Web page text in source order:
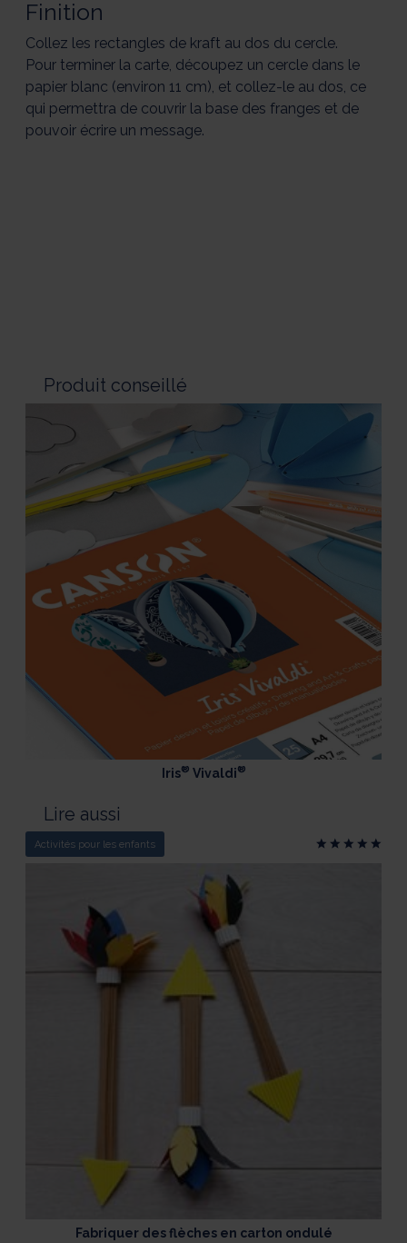
Finition
Collez les rectangles de kraft au dos du cercle.
Pour terminer la carte, découpez un cercle dans le
papier blanc (environ 11 cm), et collez-le au dos, ce
qui permettra de couvrir la base des franges et de
pouvoir écrire un message.
Produit conseillé
Iris® Vivaldi®
Lire aussi
Activités pour les enfants
Fabriquer des flèches en carton ondulé